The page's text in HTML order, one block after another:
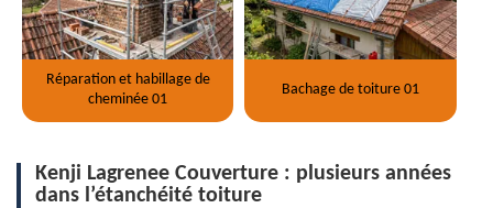
Réparation et habillage de
cheminée 01
Bachage de toiture 01
Kenji Lagrenee Couverture : plusieurs années
dans l’étanchéité toiture